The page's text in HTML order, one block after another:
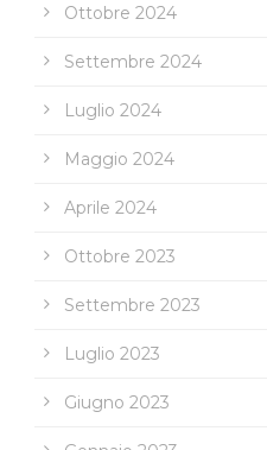
Ottobre 2024
Settembre 2024
Luglio 2024
Maggio 2024
Aprile 2024
Ottobre 2023
Settembre 2023
Luglio 2023
Giugno 2023